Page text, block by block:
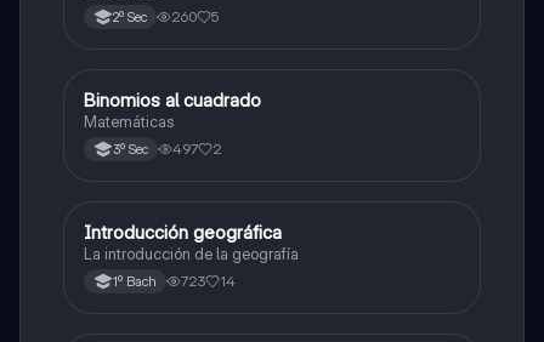
2º Sec 260 5
Otros
Binomios al cuadrado
Matemáticas
3º Sec 497 2
Otros
Introducción geográfica
La introducción de la geografía
1º Bach 723 14